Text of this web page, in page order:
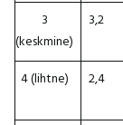
3
(keskmine)
3,2
4 (lihtne) 2,4